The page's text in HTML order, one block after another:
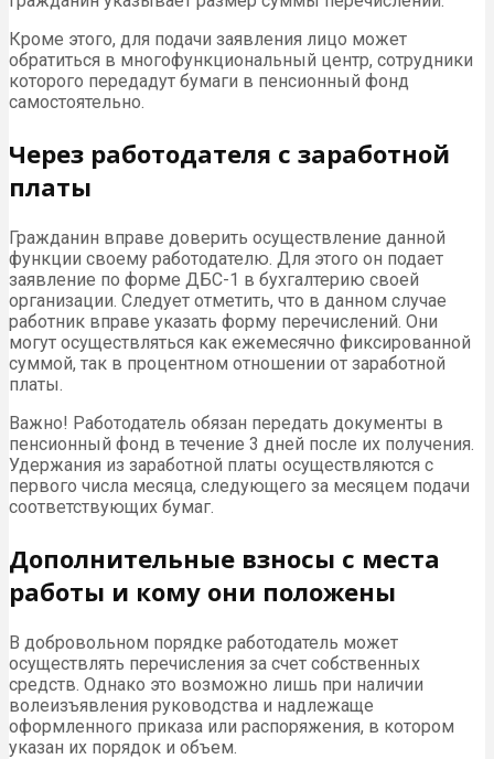
Кроме этого, для подачи заявления лицо может
обратиться в многофункциональный центр, сотрудники
которого передадут бумаги в пенсионный фонд
самостоятельно.
Через работодателя с заработной
платы
Гражданин вправе доверить осуществление данной
функции своему работодателю. Для этого он подает
заявление по форме ДБС-1 в бухгалтерию своей
организации. Следует отметить, что в данном случае
работник вправе указать форму перечислений. Они
могут осуществляться как ежемесячно фиксированной
суммой, так в процентном отношении от заработной
платы.
Важно! Работодатель обязан передать документы в
пенсионный фонд в течение 3 дней после их получения.
Удержания из заработной платы осуществляются с
первого числа месяца, следующего за месяцем подачи
соответствующих бумаг.
Дополнительные взносы с места
работы и кому они положены
В добровольном порядке работодатель может
осуществлять перечисления за счет собственных
средств. Однако это возможно лишь при наличии
волеизъявления руководства и надлежаще
оформленного приказа или распоряжения, в котором
указан их порядок и объем.